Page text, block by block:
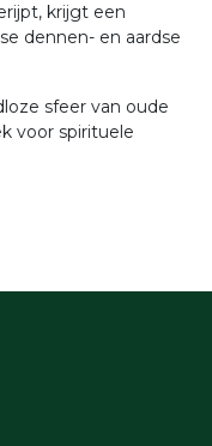
krijgt een
dennen- en aardse
sfeer van oude
voor spirituele